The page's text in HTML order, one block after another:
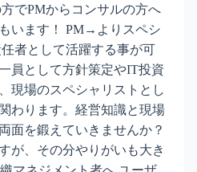
でPMからコンサルの方へ
います！ PM→よりスペシ
者として活躍する事が可
員として方針策定やIT投資
現場のスペシャリストとし
わります。経営知識と現場
面を鍛えていきませんか？
が、その分やりがいも大き